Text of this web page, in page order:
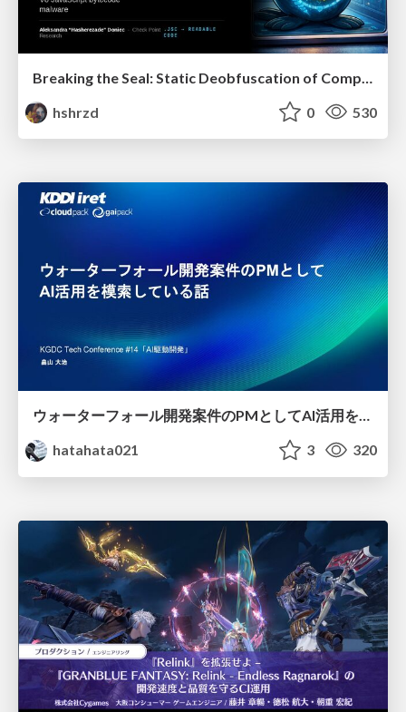
hshrzd
0 530
ウォーターフォール開発案件のPMとしてAI活用を模索している話
hatahata021
3 320